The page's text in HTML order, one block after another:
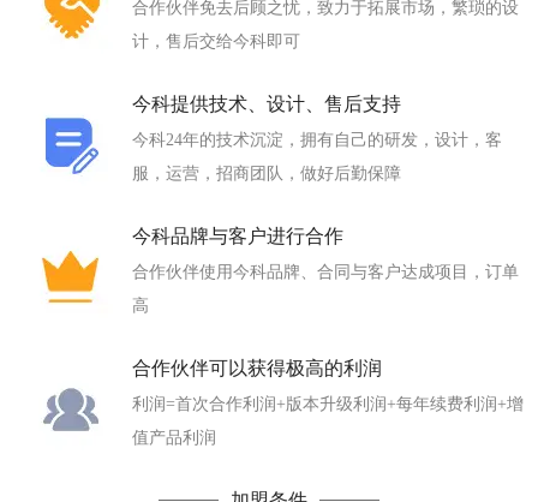
合作伙伴免去后顾之忧，致力于拓展市场，繁琐的设
计，售后交给今科即可
今科提供技术、设计、售后支持
今科24年的技术沉淀，拥有自己的研发，设计，客
服，运营，招商团队，做好后勤保障
今科品牌与客户进行合作
合作伙伴使用今科品牌、合同与客户达成项目，订单
高
合作伙伴可以获得极高的利润
利润=首次合作利润+版本升级利润+每年续费利润+增
值产品利润